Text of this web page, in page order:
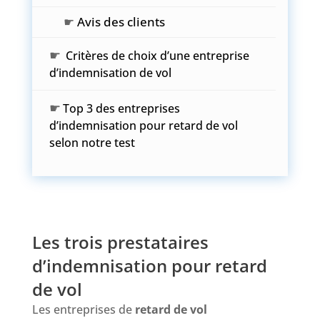
☛ Avis des clients
☛ Critères de choix d’une entreprise
d’indemnisation de vol
☛Top 3 des entreprises
d’indemnisation pour retard de vol
selon notre test
Les trois prestataires
d’indemnisation pour retard
de vol
Les entreprises de retard de vol